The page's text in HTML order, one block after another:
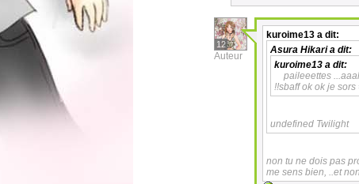
12
Auteur
kuroime13 a dit:
Asura Hikaria dit:
kuroime13 a dit:
paileeettes
!!sbaffok ok je sors
undefined Twilight
non tu ne dois pas
me sens bien, ..et